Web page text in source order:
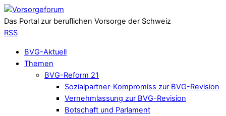
Das Portal zur beruflichen Vorsorge der Schweiz
RSS
BVG-Aktuell
Themen
BVG-Reform 21
Sozialpartner-Kompromiss zur BVG-Revision
Vernehmlassung zur BVG-Revision
Botschaft und Parlament